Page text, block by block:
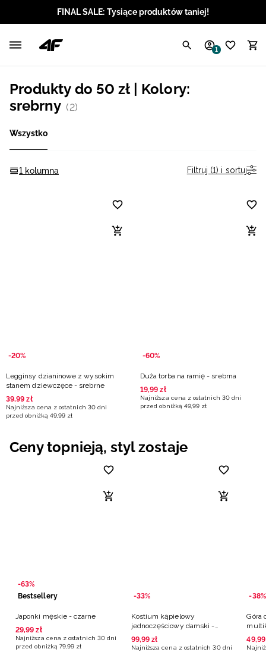
FINAL SALE: Tysiące produktów taniej!
1
Produkty do 50 zł | Kolory:
srebrny (2)
Wszystko
1 kolumna Filtruj (1) i sortuj
-20%
Legginsy dzianinowe z wysokim
stanem dziewczęce - srebrne
39,99 zł
Najniższa cena z ostatnich 30 dni
przed obniżką 49,99 zł
-60%
Duża torba na ramię - srebrna
19,99 zł
Najniższa cena z ostatnich 30 dni
przed obniżką 49,99 zł
Ceny topnieją, styl zostaje
-63%
Bestsellery
Japonki męskie - czarne
29,99 zł
Najniższa cena z ostatnich 30 dni
przed obniżką 79,99 zł
-33%
Kostium kąpielowy
jednoczęściowy damski -
multikolor
99,99 zł
Najniższa cena z ostatnich 30 dni
-38%
Góra
49,99
Angielski / USD